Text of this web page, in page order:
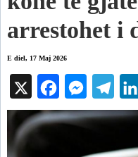
arrestohet i
E diel, 17 Maj 2026
Facebook Messenger Telegram